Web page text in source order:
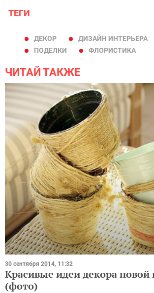
ТЕГИ
ДЕКОР ДИЗАЙН ИНТЕРЬЕРА
ПОДЕЛКИ
ФЛОРИСТИКА
ЧИТАЙ ТАКЖЕ
30 сентября 2014, 11:32
Красивые идеи декора новой
(фото)